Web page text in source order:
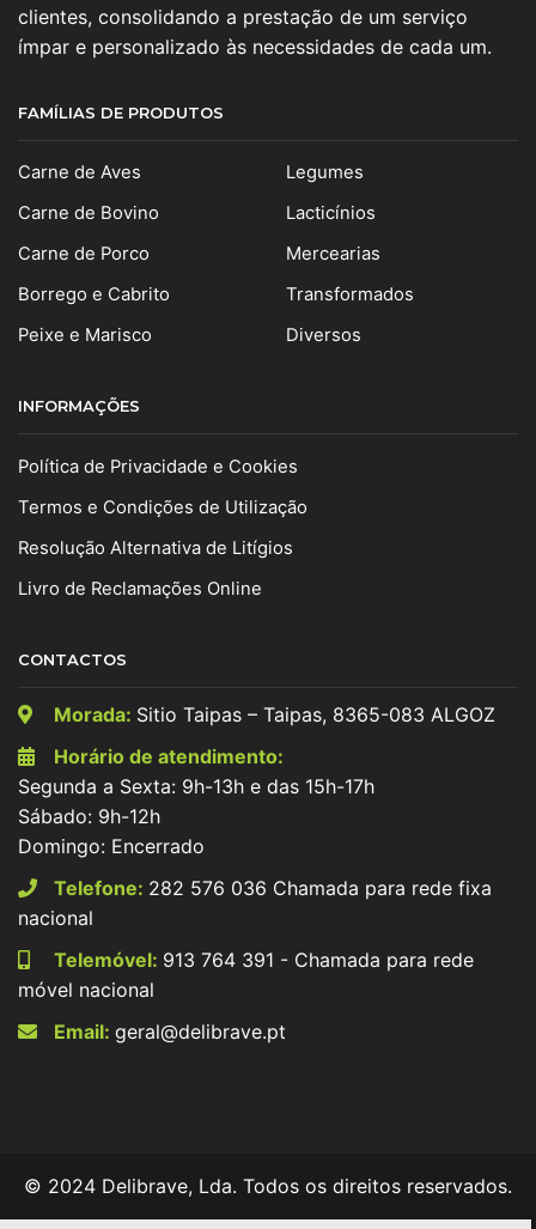
clientes, consolidando a prestação de um serviço
ímpar e personalizado às necessidades de cada um.
FAMÍLIAS DE PRODUTOS
Carne de Aves
Carne de Bovino
Carne de Porco
Borrego e Cabrito
Peixe e Marisco
Legumes
Lacticínios
Mercearias
Transformados
Diversos
INFORMAÇÕES
Política de Privacidade e Cookies
Termos e Condições de Utilização
Resolução Alternativa de Litígios
Livro de Reclamações Online
CONTACTOS
Morada: Sitio Taipas – Taipas, 8365-083 ALGOZ
Horário de atendimento:
Segunda a Sexta: 9h-13h e das 15h-17h
Sábado: 9h-12h
Domingo: Encerrado
Telefone: 282 576 036 Chamada para rede fixa
nacional
Telemóvel: 913 764 391 - Chamada para rede
móvel nacional
Email: geral@delibrave.pt
© 2024 Delibrave, Lda. Todos os direitos reservados.